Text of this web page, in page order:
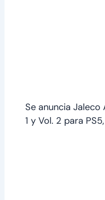
Se anuncia
1 y Vol. 2 para